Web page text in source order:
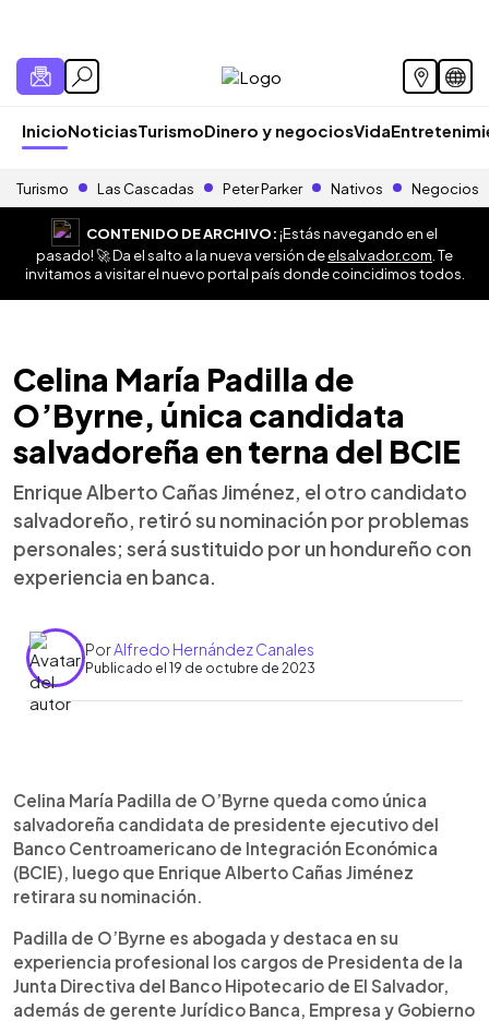
InicioNoticiasTurismoDinero y negociosVida
Turismo Las Cascadas Peter Parker Nativos Negocios
CONTENIDO DE ARCHIVO:¡Estás navegando en el
pasado! 🚀 Da el salto a la nueva versión deelsalvador.com . Te
invitamos a visitar el nuevo portal país donde coincidimos todos.
Celina María Padilla de
O’Byrne, única candidata
salvadoreña en terna del BCIE
Enrique Alberto Cañas Jiménez, el otro candidato
salvadoreño, retiró su nominación por problemas
personales; será sustituido por un hondureño con
experiencia en banca.
PorAlfredo Hernández Canales
Publicado el 19 de octubre de 2023
► Escuchar artículo
Celina María Padilla de O’Byrne queda como única
salvadoreña candidata de presidente ejecutivo del
Banco Centroamericano de Integración Económica
(BCIE), luego que Enrique Alberto Cañas Jiménez
retirara su nominación.
Padilla de O’Byrne es abogada y destaca en su
experiencia profesional los cargos de Presidenta de la
Junta Directiva del Banco Hipotecario de El Salvador,
además de gerente Jurídico Banca, Empresa y Gobierno